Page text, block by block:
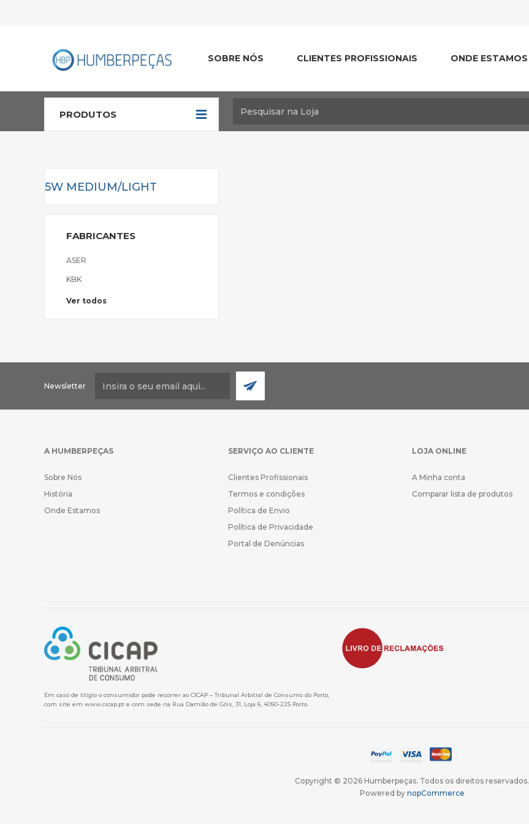
SOBRE NÓS CLIENTES PROFISSIONAIS ONDE ESTAMOS
PRODUTOS
5W MEDIUM/LIGHT
FABRICANTES
ASER
KBK
Ver todos
Newsletter
A HUMBERPEÇAS
Sobre Nós
História
Onde Estamos
SERVIÇO AO CLIENTE
Clientes Profissionais
Termos e condições
Política de Envio
Política de Privacidade
Portal de Denúncias
LOJA ONLINE
A Minha conta
Comparar lista de produtos
Em caso de litígio o consumidor pode recorrer ao CICAP – Tribunal Arbitral de Consumo do Porto,
com site em www.cicap.pt e com sede na Rua Damião de Góis, 31, Loja 6, 4050-225 Porto.
Copyright © 2026 Humberpeças. Todos os direitos reservados.
Powered by nopCommerce